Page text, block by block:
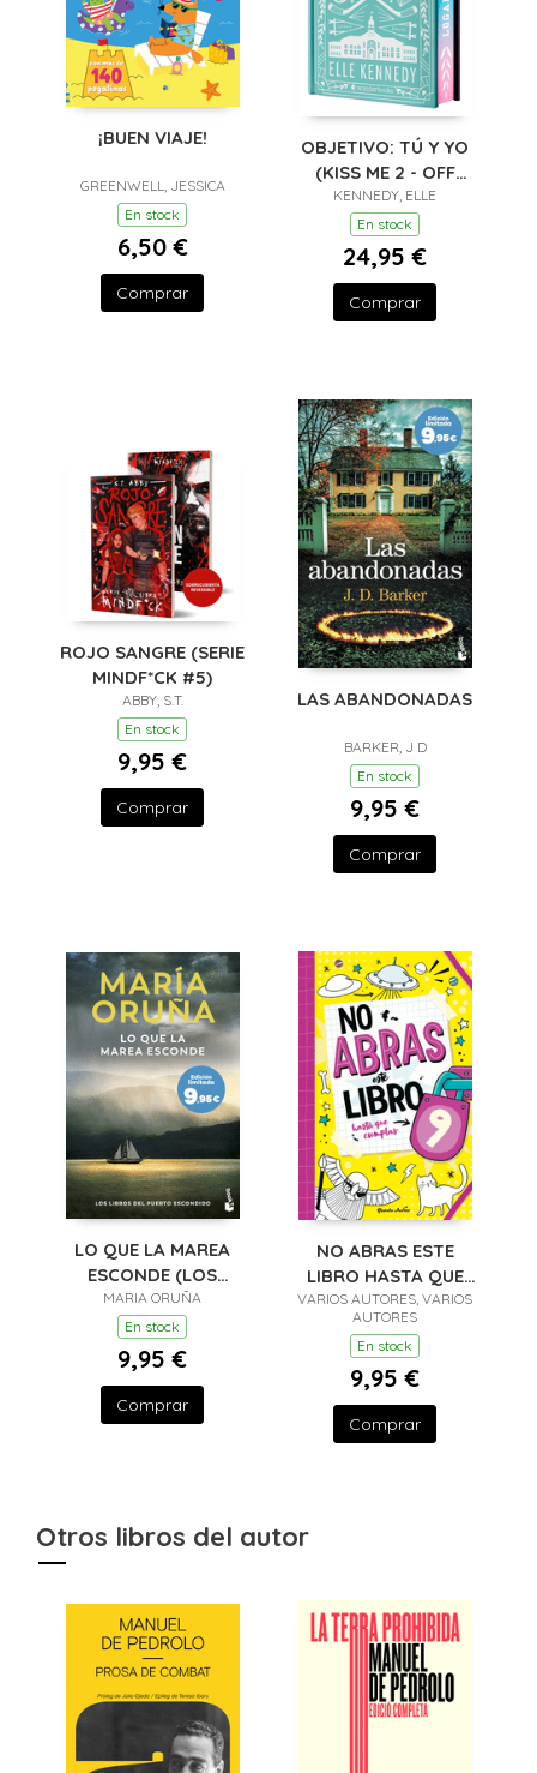
¡BUEN VIAJE!
GREENWELL, JESSICA
En stock
6,50 €
Comprar
OBJETIVO: TÚ Y YO
(KISS ME 2 - OFF
CAMPUS 2) - EDICIÓN
ESPECIAL EN TAPA
DURA CON
KENNEDY, ELLE
En stock
24,95 €
Comprar
ROJO SANGRE (SERIE
MINDF*CK #5)
ABBY, S.T.
En stock
9,95 €
Comprar
LAS ABANDONADAS
BARKER, J D
En stock
9,95 €
Comprar
LO QUE LA MAREA
ESCONDE (LOS
LIBROS DEL PUERTO
ESC
MARIA ORUÑA
En stock
9,95 €
Comprar
NO ABRAS ESTE
LIBRO HASTA QUE
CUMPLAS 9
VARIOS AUTORES, VARIOS
AUTORES
En stock
9,95 €
Comprar
Otros libros del autor